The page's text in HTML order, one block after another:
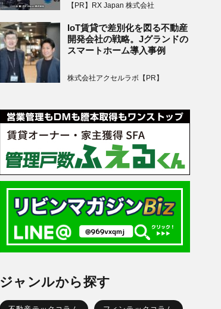
【PR】RX Japan 株式会社
IoT賃貸で差別化を図る不動産
開発会社の戦略。Jグランドの
スマートホーム導入事例
株式会社アクセルラボ【PR】
ジャンルから探す